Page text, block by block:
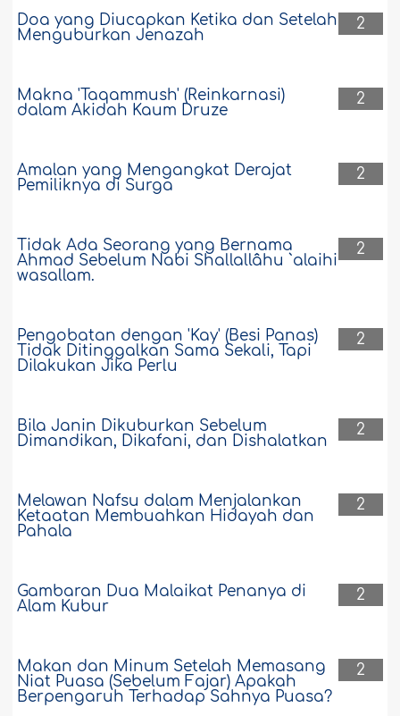
2
Doa yang Diucapkan Ketika dan Setelah
Menguburkan Jenazah
2
Makna 'Taqammush' (Reinkarnasi)
dalam Akidah Kaum Druze
2
Amalan yang Mengangkat Derajat
Pemiliknya di Surga
2
Tidak Ada Seorang yang Bernama
Ahmad Sebelum Nabi Shallallâhu `alaihi
wasallam.
2
Pengobatan dengan 'Kay' (Besi Panas)
Tidak Ditinggalkan Sama Sekali, Tapi
Dilakukan Jika Perlu
2
Bila Janin Dikuburkan Sebelum
Dimandikan, Dikafani, dan Dishalatkan
2
Melawan Nafsu dalam Menjalankan
Ketaatan Membuahkan Hidayah dan
Pahala
2
Gambaran Dua Malaikat Penanya di
Alam Kubur
2
Makan dan Minum Setelah Memasang
Niat Puasa (Sebelum Fajar) Apakah
Berpengaruh Terhadap Sahnya Puasa?